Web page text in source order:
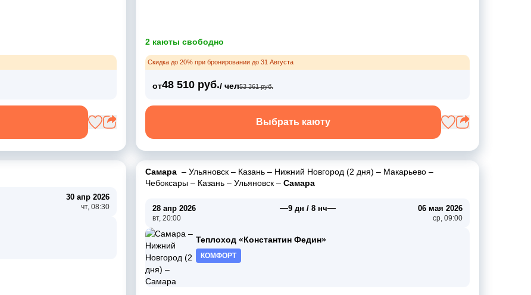
2 каюты свободно
Скидка до 20% при бронировании до 31 Августа
от48 510 руб./ чел53 361 руб.
Выбрать каюту
30 апр 2026
чт, 08:30
Самара – Ульяновск – Казань – Нижний Новгород (2 дня) – Макарьево –
Чебоксары – Казань – Ульяновск – Самара
28 апр 2026
вт, 20:00
—9 дн / 8 нч— 06 мая 2026
ср, 09:00
Теплоход «Константин Федин»
КОМФОРТ